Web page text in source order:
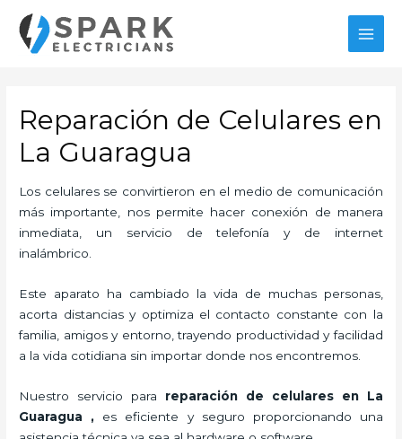
contenido
Reparación de Celulares en
La Guaragua
Los celulares se convirtieron en el medio de comunicación
más importante, nos permite hacer conexión de manera
inmediata, un servicio de telefonía y de internet
inalámbrico.
Este aparato ha cambiado la vida de muchas personas,
acorta distancias y optimiza el contacto constante con la
familia, amigos y entorno, trayendo productividad y facilidad
a la vida cotidiana sin importar donde nos encontremos.
Nuestro servicio para reparación de celulares en La
Guaragua
, es eficiente y seguro proporcionando una